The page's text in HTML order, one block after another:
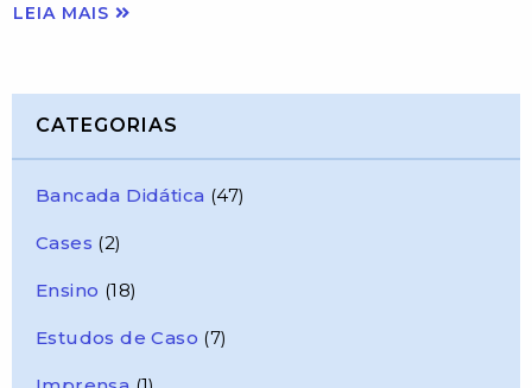
LEIA MAIS
CATEGORIAS
Bancada Didática (47)
Cases (2)
Ensino (18)
Estudos de Caso (7)